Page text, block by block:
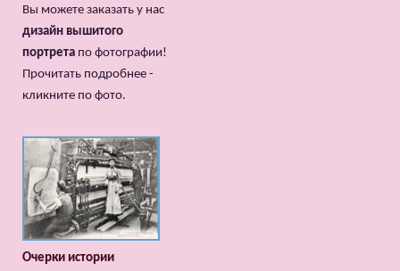
Вы можете заказать у нас
дизайн вышитого
портрета по фотографии!
Прочитать подробнее -
кликните по фото.
Очерки истории